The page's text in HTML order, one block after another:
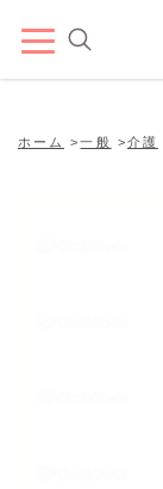
ホーム >一般 >介護